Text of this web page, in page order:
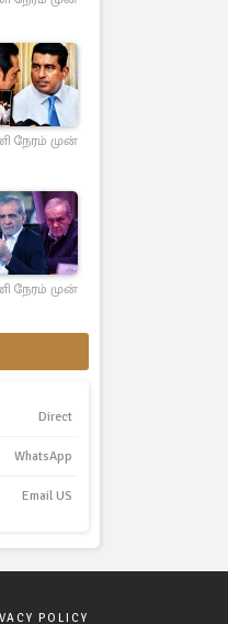
நேரம் முன்
நேரம் முன்
Direct
WhatsApp
Email US
POLICY